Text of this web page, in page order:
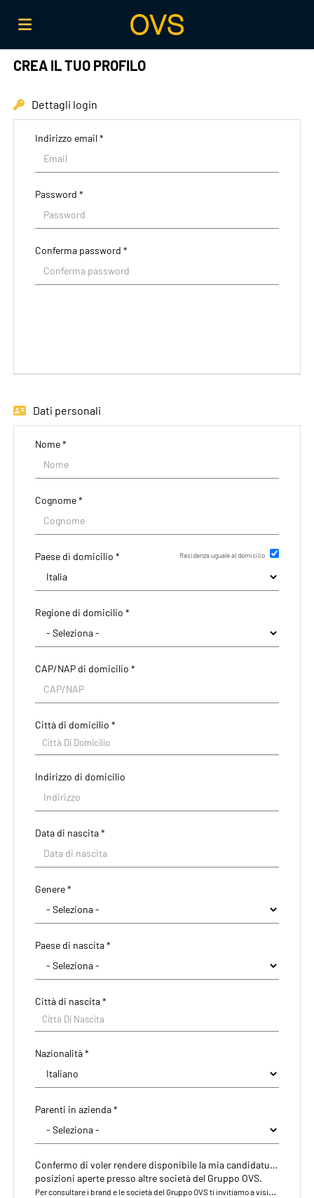
Home
Offerte
di
lavoro
Carica
il
CV
Login
Lingua
IT
DE
ES
PT
CREA IL TUO PROFILO
Dettagli login
Indirizzo email *
Password *
Conferma password *
Dati personali
Nome *
Cognome *
Paese di domicilio * Residenza uguale al domicilio
Regione di domicilio *
CAP/NAP di domicilio *
Città di domicilio *
Città Di Domicilio
Indirizzo di domicilio
Paese di residenza *
Regione/Cantone di residenza *
CAP/NAP di residenza
Città di residenza
Città Di Residenza
Indirizzo di residenza
Data di nascita *
Genere *
Paese di nascita *
Città di nascita *
Città Di Nascita
Nazionalità *
Parenti in azienda *
Confermo di voler rendere disponibile la mia candidatura anche per le eventuali
posizioni aperte presso altre società del Gruppo OVS.
Per consultare i brand e le società del Gruppo OVS ti invitiamo a visitare il nostro sito